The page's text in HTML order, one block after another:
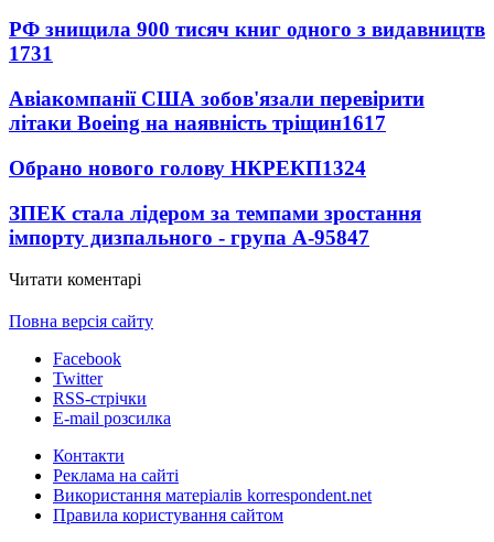
РФ знищила 900 тисяч книг одного з видавництв
1731
Авіакомпанії США зобов'язали перевірити
літаки Boeing на наявність тріщин1617
Обрано нового голову НКРЕКП1324
ЗПЕК стала лідером за темпами зростання
імпорту дизпального - група А-95847
Читати коментарі
Повна версія сайту
Facebook
Twitter
RSS-стрічки
E-mail розсилка
Контакти
Реклама на сайті
Використання матеріалів korrespondent.net
Правила користування сайтом